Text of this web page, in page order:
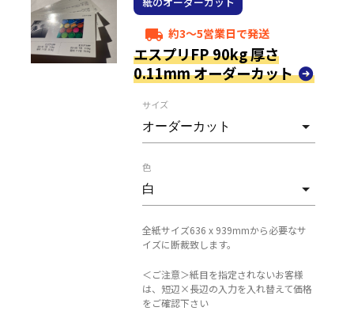
local_shipping 約3～5営業日で発送
エスプリFP 90kg 厚さ
0.11mm オーダーカット
サイズ
色
全紙サイズ636 x 939mmから必要なサ
イズに断裁致します。
＜ご注意＞紙目を指定されないお客様
は、短辺×長辺の入力を入れ替えて価格
をご確認下さい